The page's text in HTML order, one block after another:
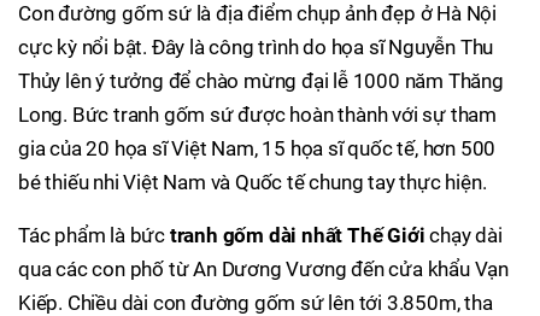
Con đường gốm sứ là địa điểm chụp ảnh đẹp ở Hà Nội
cực kỳ nổi bật. Đây là công trình do họa sĩ Nguyễn Thu
Thủy lên ý tưởng để chào mừng đại lễ 1000 năm Thăng
Long. Bức tranh gốm sứ được hoàn thành với sự tham
gia của 20 họa sĩ Việt Nam, 15 họa sĩ quốc tế, hơn 500
bé thiếu nhi Việt Nam và Quốc tế chung tay thực hiện.
Tác phẩm là bức tranh gốm dài nhất Thế Giới chạy dài
qua các con phố từ An Dương Vương đến cửa khẩu Vạn
Kiếp. Chiều dài con đường gốm sứ lên tới 3.850m, tha